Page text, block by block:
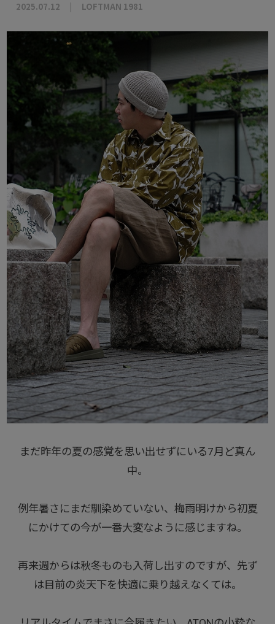
2025.07.12 LOFTMAN 1981
まだ昨年の夏の感覚を思い出せずにいる7月ど真ん
中。
例年暑さにまだ馴染めていない、梅雨明けから初夏
にかけての今が一番大変なように感じますね。
再来週からは秋冬ものも入荷し出すのですが、先ず
は目前の炎天下を快適に乗り越えなくては。